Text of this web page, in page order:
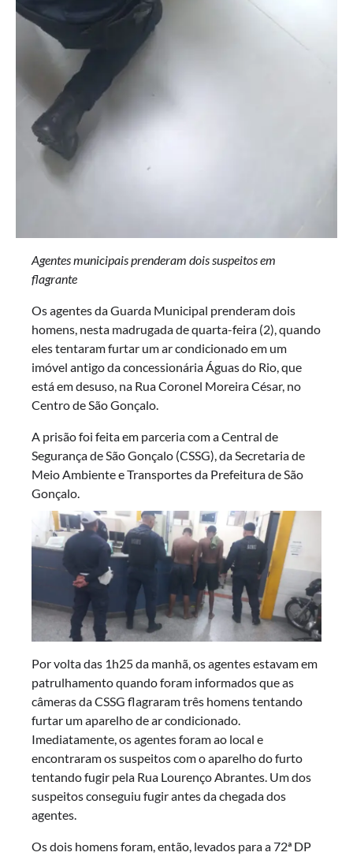
Agentes municipais prenderam dois suspeitos em
flagrante
Os agentes da Guarda Municipal prenderam dois
homens, nesta madrugada de quarta-feira (2), quando
eles tentaram furtar um ar condicionado em um
imóvel antigo da concessionária Águas do Rio, que
está em desuso, na Rua Coronel Moreira César, no
Centro de São Gonçalo.
A prisão foi feita em parceria com a Central de
Segurança de São Gonçalo (CSSG), da Secretaria de
Meio Ambiente e Transportes da Prefeitura de São
Gonçalo.
Por volta das 1h25 da manhã, os agentes estavam em
patrulhamento quando foram informados que as
câmeras da CSSG flagraram três homens tentando
furtar um aparelho de ar condicionado.
Imediatamente, os agentes foram ao local e
encontraram os suspeitos com o aparelho do furto
tentando fugir pela Rua Lourenço Abrantes. Um dos
suspeitos conseguiu fugir antes da chegada dos
agentes.
Os dois homens foram, então, levados para a 72ª DP